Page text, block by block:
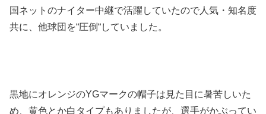
国ネットのナイター中継で活躍していたので人気・知名度
共に、 他球団を“圧倒“していました。
黒地にオレンジのYGマークの帽子は見た目に暑苦しいた
め、黄色とか白タイプもありましたが、選手がかぶってい